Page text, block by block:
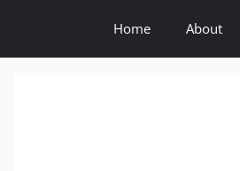
Home About